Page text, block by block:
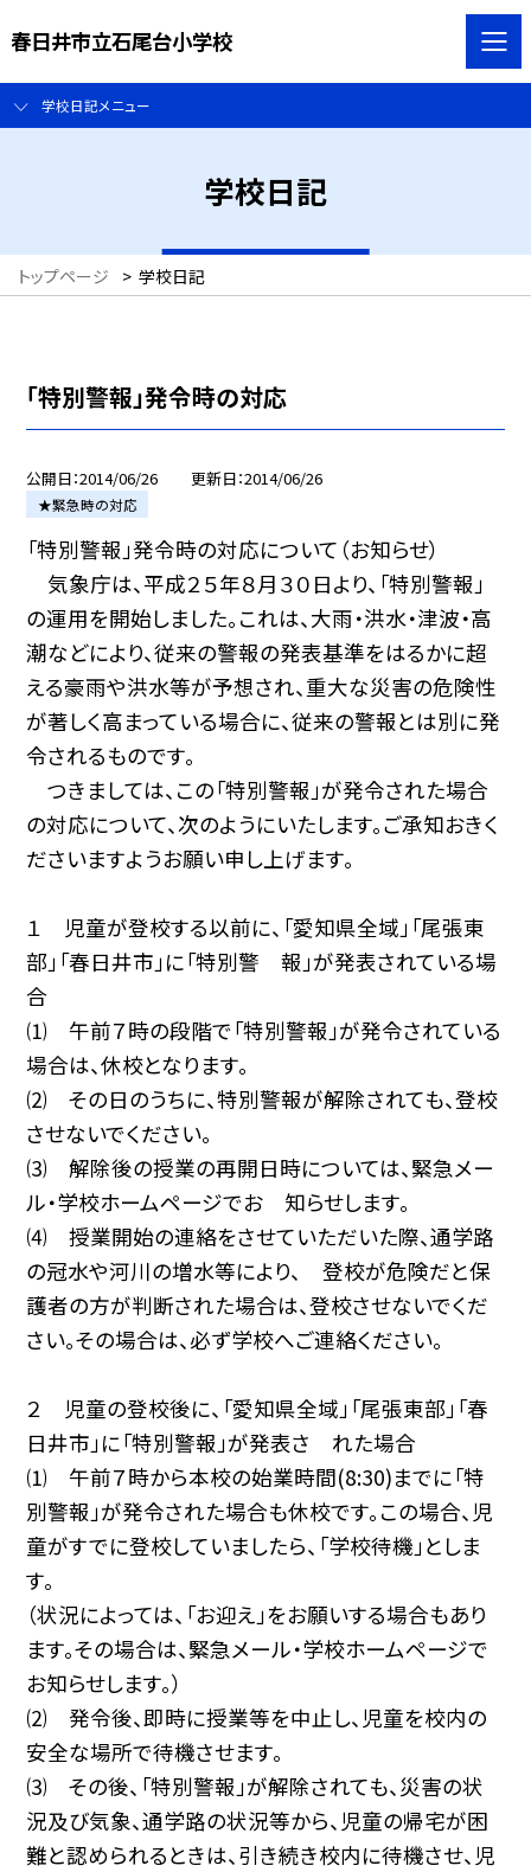
春日井市立石尾台小学校
学校日記メニュー
学校日記
トップページ > 学校日記
「特別警報」発令時の対応
公開日 2014/06/26 更新日 2014/06/26
★緊急時の対応
「特別警報」発令時の対応について（お知らせ）
気象庁は、平成２５年８月３０日より、「特別警報」
の運用を開始しました。これは、大雨・洪水・津波・高
潮などにより、従来の警報の発表基準をはるかに超
える豪雨や洪水等が予想され、重大な災害の危険性
が著しく高まっている場合に、従来の警報とは別に発
令されるものです。
つきましては、この「特別警報」が発令された場合
の対応について、次のようにいたします。ご承知おきく
ださいますようお願い申し上げます。
１ 児童が登校する以前に、「愛知県全域」「尾張東
部」「春日井市」に「特別警 報」が発表されている場
合
⑴ 午前７時の段階で「特別警報」が発令されている
場合は、休校となります。
⑵ その日のうちに、特別警報が解除されても、登校
させないでください。
⑶ 解除後の授業の再開日時については、緊急メー
ル・学校ホームページでお 知らせします。
⑷ 授業開始の連絡をさせていただいた際、通学路
の冠水や河川の増水等により、 登校が危険だと保
護者の方が判断された場合は、登校させないでくだ
さい。その場合は、必ず学校へご連絡ください。
２ 児童の登校後に、「愛知県全域」「尾張東部」「春
日井市」に「特別警報」が発表さ れた場合
⑴ 午前７時から本校の始業時間(8:30)までに「特
別警報」が発令された場合も休校です。この場合、児
童がすでに登校していましたら、「学校待機」としま
す。
（状況によっては、「お迎え」をお願いする場合もあり
ます。その場合は、緊急メール・学校ホームページで
お知らせします。）
⑵ 発令後、即時に授業等を中止し、児童を校内の
安全な場所で待機させます。
⑶ その後、「特別警報」が解除されても、災害の状
況及び気象、通学路の状況等から、児童の帰宅が困
難と認められるときは、引き続き校内に待機させ、児